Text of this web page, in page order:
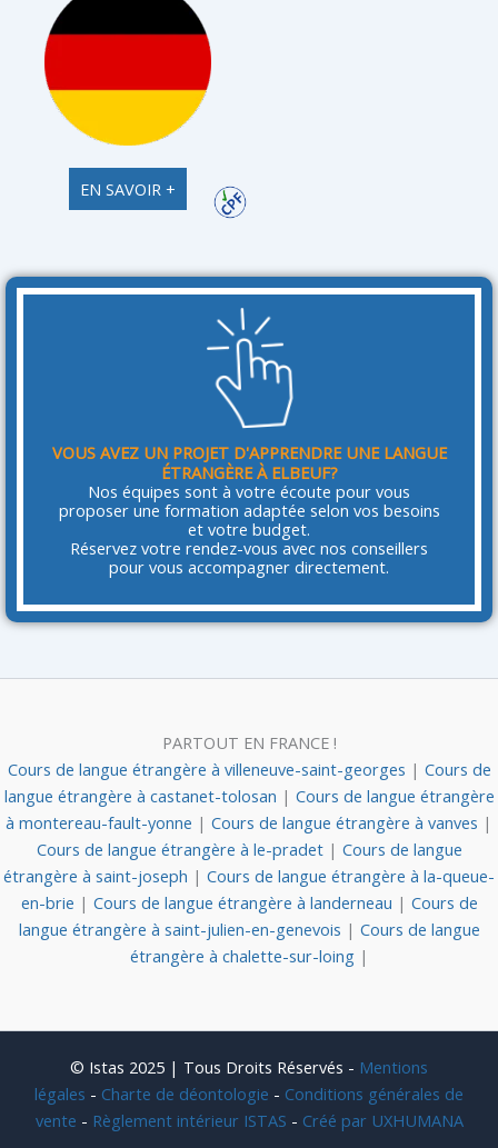
EN SAVOIR +
VOUS AVEZ UN PROJET D'APPRENDRE UNE LANGUE
ÉTRANGÈRE À ELBEUF?
Nos équipes sont à votre écoute pour vous
proposer une formation adaptée selon vos besoins
et votre budget.
Réservez votre rendez-vous avec nos conseillers
pour vous accompagner directement.
PARTOUT EN FRANCE !
Cours de langue étrangère à villeneuve-saint-georges | Cours de
langue étrangère à castanet-tolosan | Cours de langue étrangère
à montereau-fault-yonne | Cours de langue étrangère à vanves |
Cours de langue étrangère à le-pradet | Cours de langue
étrangère à saint-joseph | Cours de langue étrangère à la-queue-
en-brie | Cours de langue étrangère à landerneau | Cours de
langue étrangère à saint-julien-en-genevois | Cours de langue
étrangère à chalette-sur-loing |
© Istas 2025 | Tous Droits Réservés - Mentions
légales - Charte de déontologie - Conditions générales de
vente - Règlement intérieur ISTAS - Créé par UXHUMANA